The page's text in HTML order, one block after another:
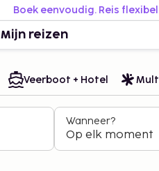
Boek eenvoudig. Reis
Mijn reizen
Veerboot + Hotel
Wanneer?
Op elk moment